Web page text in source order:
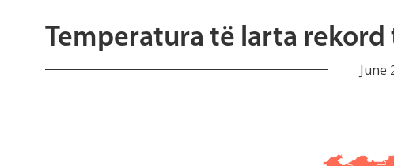
Temperatura të larta rekord
June